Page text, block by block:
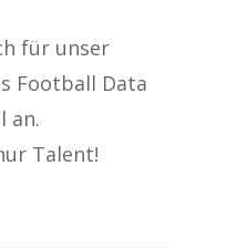
für unser
Football Data
an.
Talent!